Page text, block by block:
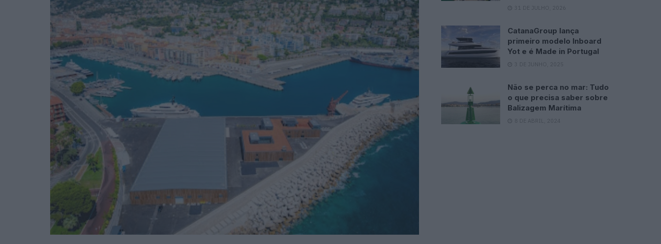
31 DE JULHO, 2026
CatanaGroup lança
primeiro modelo Inboard
Yot e é Made in Portugal
3 DE JUNHO, 2025
Não se perca no mar: Tudo
o que precisa saber sobre
Balizagem Marítima
8 DE ABRIL, 2024